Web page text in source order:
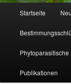
Startseite
Publikationen